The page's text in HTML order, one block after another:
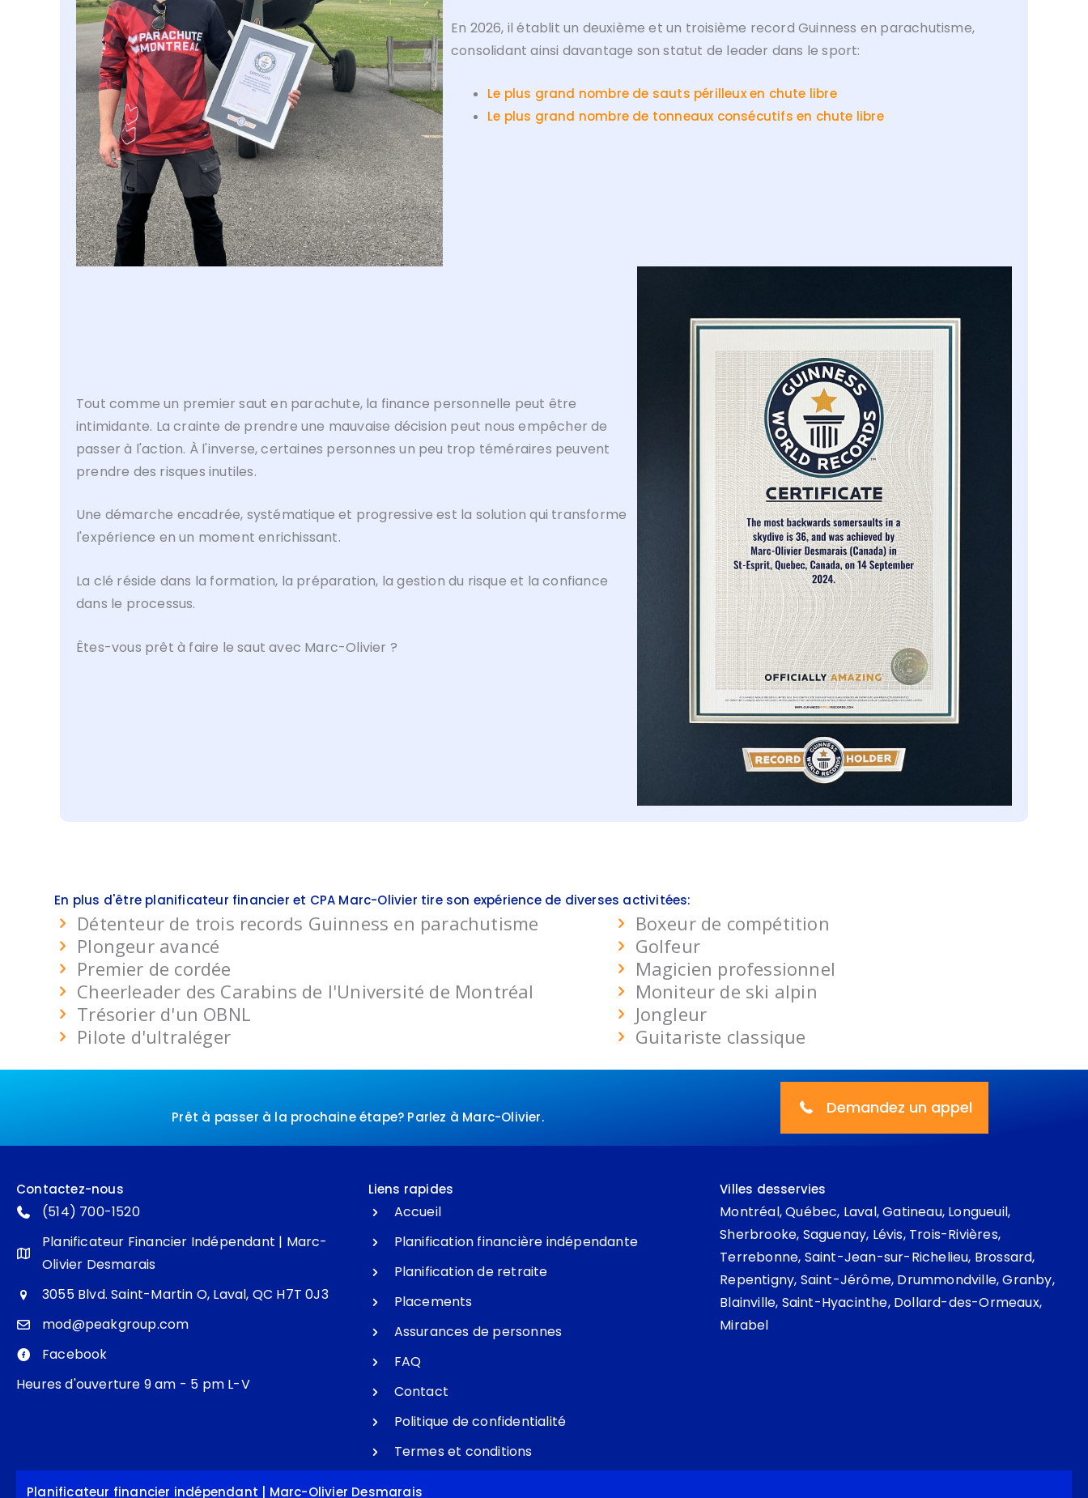
En 2026, il établit un deuxième et un troisième record Guinness en parachutisme,
consolidant ainsi davantage son statut de leader dans le sport:
Le plus grand nombre de sauts périlleux en chute libre
Le plus grand nombre de tonneaux consécutifs en chute libre
Tout comme un premier saut en parachute, la finance personnelle peut être
intimidante. La crainte de prendre une mauvaise décision peut nous empêcher de
passer à l'action. À l'inverse, certaines personnes un peu trop téméraires peuvent
prendre des risques inutiles.
Une démarche encadrée, systématique et progressive est la solution qui transforme
l'expérience en un moment enrichissant.
La clé réside dans la formation, la préparation, la gestion du risque et la confiance
dans le processus.
Êtes-vous prêt à faire le saut avec Marc-Olivier ?
En plus d'être planificateur financier et CPA Marc-Olivier tire son expérience de diverses activitées:
Détenteur de trois records Guinness en parachutisme
Plongeur avancé
Premier de cordée
Cheerleader des Carabins de l'Université de Montréal
Trésorier d'un OBNL
Pilote d'ultraléger
Boxeur de compétition
Golfeur
Magicien professionnel
Moniteur de ski alpin
Jongleur
Guitariste classique
Prêt à passer à la prochaine étape? Parlez à Marc-Olivier. Demandez un appel
Contactez-nous
(514) 700-1520
Planificateur Financier Indépendant | Marc-
Olivier Desmarais
3055 Blvd. Saint-Martin O, Laval, QC H7T 0J3
mod@peakgroup.com
Facebook
Heures d'ouverture 9 am - 5 pm L-V
Liens rapides
Accueil
Planification financière indépendante
Planification de retraite
Placements
Assurances de personnes
FAQ
Contact
Politique de confidentialité
Termes et conditions
Villes desservies
Montréal,Québec, Laval,Gatineau, Longueuil,
Sherbrooke, Saguenay, Lévis, Trois-Rivières,
Terrebonne, Saint-Jean-sur-Richelieu, Brossard,
Repentigny, Saint-Jérôme, Drummondville,Granby,
Blainville, Saint-Hyacinthe, Dollard-des-Ormeaux,
Mirabel
Planificateur financier indépendant | Marc-Olivier Desmarais